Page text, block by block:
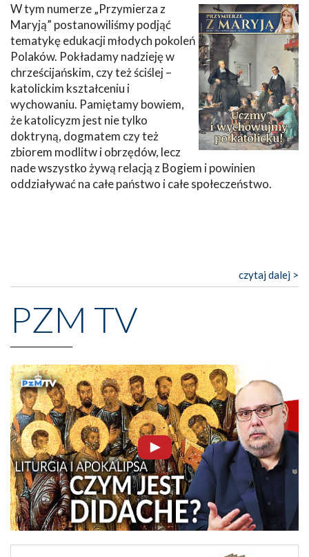
W tym numerze „Przymierza z
Maryją” postanowiliśmy podjąć
tematykę edukacji młodych pokoleń
Polaków. Pokładamy nadzieję w
chrześcijańskim, czy też ściślej –
katolickim kształceniu i
wychowaniu. Pamiętamy bowiem,
że katolicyzm jest nie tylko
doktryną, dogmatem czy też
zbiorem modlitw i obrzędów, lecz
nade wszystko żywą relacją z Bogiem i powinien
oddziaływać na całe państwo i całe społeczeństwo.
czytaj dalej >
PZM TV